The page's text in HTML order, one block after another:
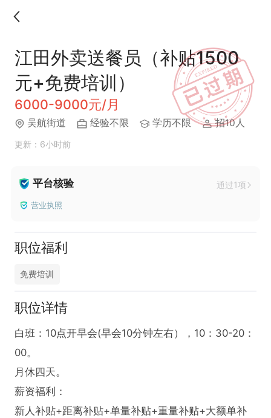
江田外卖送餐员（补贴1500
元+免费培训）
6000-9000元/月
吴航街道 经验不限 学历不限 招10人
更新：6小时前
平台核验 通过1项
营业执照
职位福利
免费培训
职位详情
白班：10点开早会(早会10分钟左右），10：30-20：
00。
月休四天。
薪资福利：
新人补贴+距离补贴+单量补贴+重量补贴+大额单补